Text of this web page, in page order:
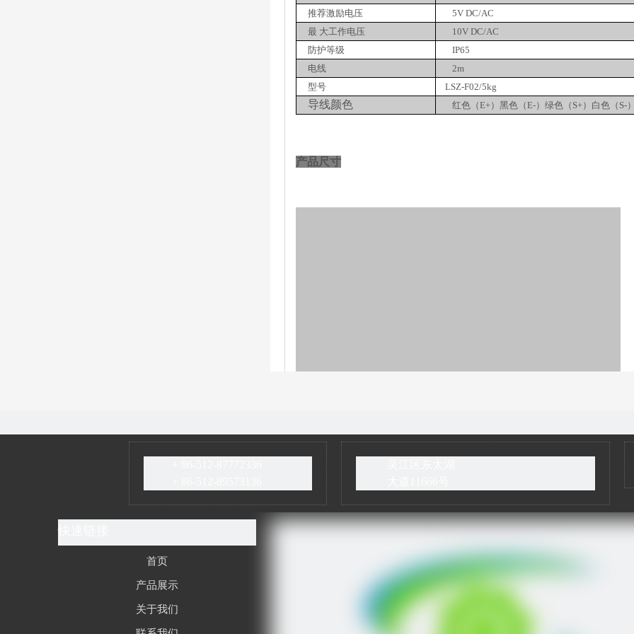
推荐激励电压
5V DC/AC
最 大工作电压
10V DC/AC
防护等级
IP65
电线
2m
型号
LSZ-F02/5kg
导线颜色 红色（E+）黑色（E-）绿色（S+）白色（S-
产品尺寸
首页
产品展示
关于我们